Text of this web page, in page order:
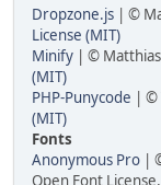
Dropzone.js | ©
License (MIT)
Minify | ©
(MIT)
PHP-Punycode | ©
(MIT)
Fonts
Anonymous Pro |
Open Font